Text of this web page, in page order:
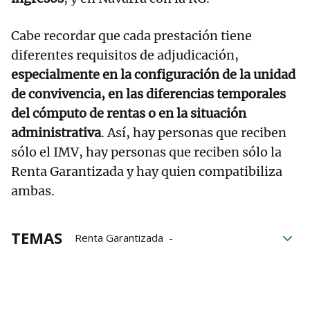
Cabe recordar que cada prestación tiene
diferentes requisitos de adjudicación,
especialmente en la configuración de la unidad
de convivencia, en las diferencias temporales
del cómputo de rentas o en la situación
administrativa. Así, hay personas que reciben
sólo el IMV, hay personas que reciben sólo la
Renta Garantizada y hay quien compatibiliza
ambas.
TEMAS
Renta Garantizada